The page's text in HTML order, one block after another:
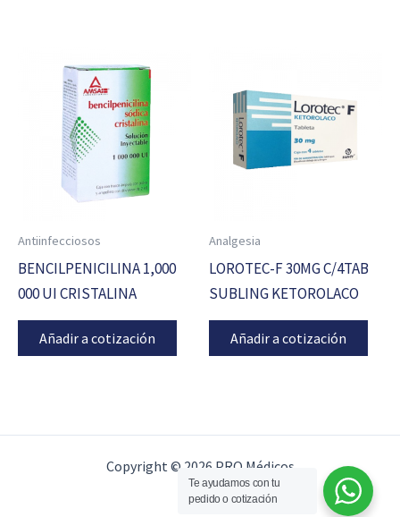
Antiinfecciosos
BENCILPENICILINA 1,000
000 UI CRISTALINA
Añadir a cotización
Analgesia
LOROTEC-F 30MG C/4TAB
SUBLING KETOROLACO
Añadir a cotización
Copyright © 2026 PRO Médicos
Te ayudamos con tu
pedido o cotización